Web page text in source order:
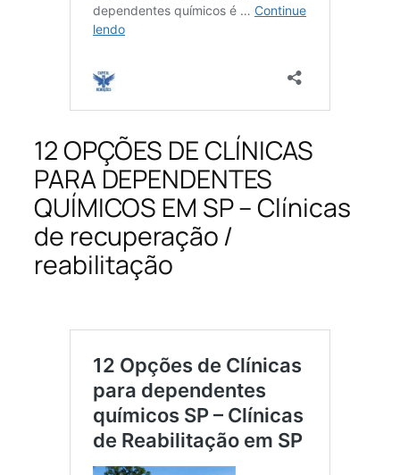
12 OPÇÕES DE CLÍNICAS
PARA DEPENDENTES
QUÍMICOS EM SP – Clínicas
de recuperação /
reabilitação